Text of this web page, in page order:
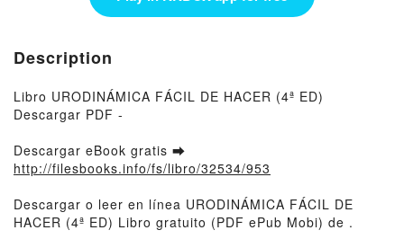
Description
Libro URODINÁMICA FÁCIL DE HACER (4ª ED)
Descargar PDF -
Descargar eBook gratis ➡
http://filesbooks.info/fs/libro/32534/953
Descargar o leer en línea URODINÁMICA FÁCIL DE
HACER (4ª ED) Libro gratuito (PDF ePub Mobi) de .